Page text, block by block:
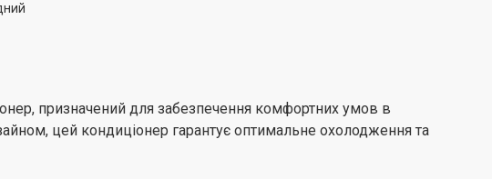
призначений для забезпечення комфортних умов в
цей кондиціонер гарантує оптимальне охолодження та